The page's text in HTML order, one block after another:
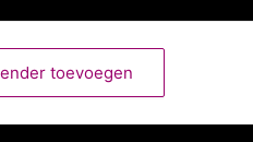
toevoegen